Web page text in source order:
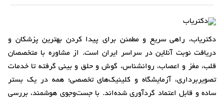
دکتریاب، راهی سریع و مطمئن برای پیدا کردن بهترین پزشکان و
دریافت نوبت آنلاین در سراسر ایران است. از مشاوره با متخصصان
قلب، مغز و اعصاب، روانشناس، گوش و حلق و بینی گرفته تا خدمات
تصویربرداری، آزمایشگاه و کلینیک‌های تخصصی؛ همه در یک بستر
ساده و قابل اعتماد گردآوری شده‌اند. با جست‌وجوی هوشمند، بررسی